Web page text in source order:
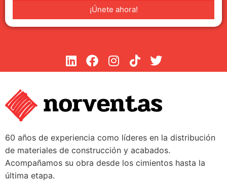
¡Únete ahora!
60 años de experiencia como líderes en la distribución
de materiales de construcción y acabados.
Acompañamos su obra desde los cimientos hasta la
última etapa.